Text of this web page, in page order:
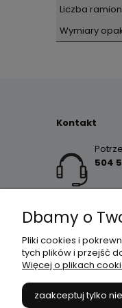
Liczba ramion
Wymiary
Kontakt
504
Dbamy o
Pliki cookies i
tych plików i przejść
Więcej o plikach
zaakceptuj tylko